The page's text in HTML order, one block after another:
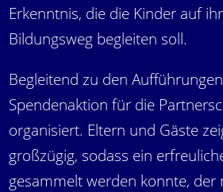
Erkenntnis, die die Kinder auf
Bildungsweg begleiten soll.
Begleitend zu den
Spendenaktion für die
organisiert. Eltern und Gäste
großzügig, sodass ein
gesammelt werden konnte, der